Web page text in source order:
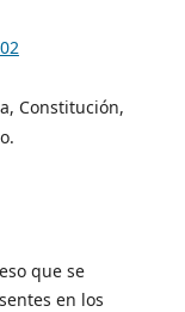
Constitución,
que se
en los